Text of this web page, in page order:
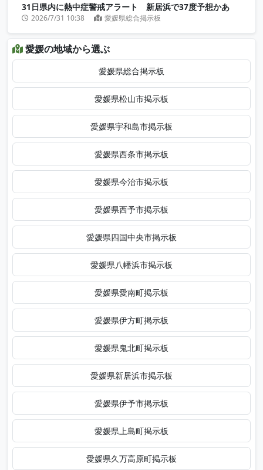
31日県内に熱中症警戒アラート 新居浜で37度予想かあ
2026/7/31 10:38 愛媛県総合掲示板
愛媛の地域から選ぶ
愛媛県総合掲示板
愛媛県松山市掲示板
愛媛県宇和島市掲示板
愛媛県西条市掲示板
愛媛県今治市掲示板
愛媛県西予市掲示板
愛媛県四国中央市掲示板
愛媛県八幡浜市掲示板
愛媛県愛南町掲示板
愛媛県伊方町掲示板
愛媛県鬼北町掲示板
愛媛県新居浜市掲示板
愛媛県伊予市掲示板
愛媛県上島町掲示板
愛媛県久万高原町掲示板